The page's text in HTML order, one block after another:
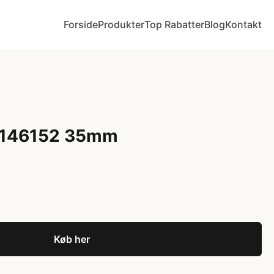
ForsideProdukterTop RabatterBlogKontakt
35mm
Køb her